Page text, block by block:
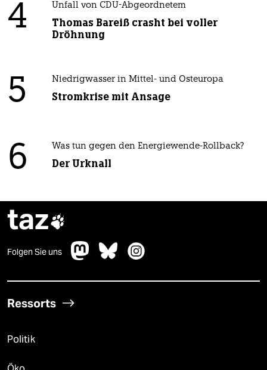
4 Unfall von CDU-Abgeordnetem
Thomas Bareiß crasht bei voller
Dröhnung
5 Niedrigwasser in Mittel- und Osteuropa
Stromkrise mit Ansage
6 Was tun gegen den Energiewende-Rollback?
Der Urknall
taz
Folgen Sie uns
Ressorts
Politik